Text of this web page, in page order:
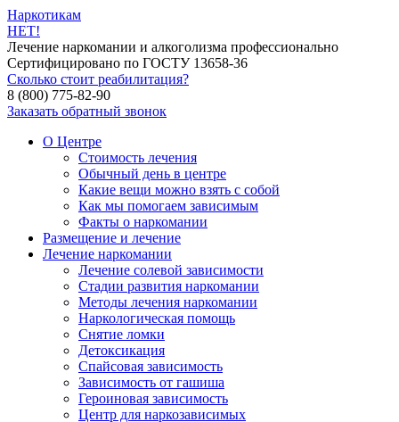
Наркотикам
НЕТ!
Лечение наркомании и алкоголизма профессионально
Сертифицировано по ГОСТУ 13658-36
Сколько стоит реабилитация?
8 (800) 775-82-90
Заказать обратный звонок
О Центре
Стоимость лечения
Обычный день в центре
Какие вещи можно взять с собой
Как мы помогаем зависимым
Факты о наркомании
Размещение и лечение
Лечение наркомании
Лечение солевой зависимости
Стадии развития наркомании
Методы лечения наркомании
Наркологическая помощь
Снятие ломки
Детоксикация
Спайсовая зависимость
Зависимость от гашиша
Героиновая зависимость
Центр для наркозависимых